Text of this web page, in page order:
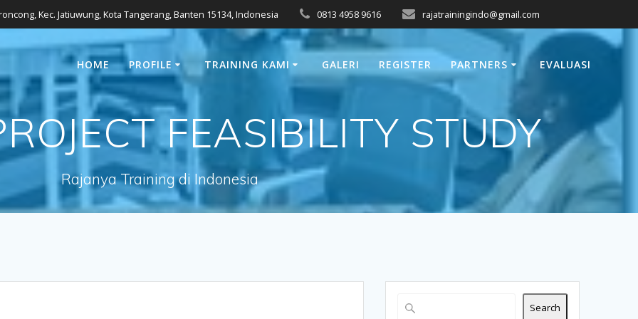
Kec. Jatiuwung, Kota Tangerang, Banten 15134, Indonesia 0813 4958 9616 rajatrainingindo@gmail.com
HOME PROFILE TRAINING KAMI GALERI REGISTER PARTNERS EVALUASI
FEASIBILITY STUDY
Rajanya Training di Indonesia
Search